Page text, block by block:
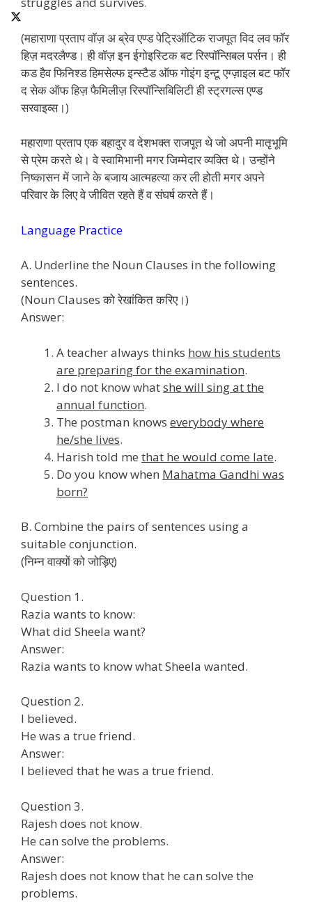
(महाराणा प्रताप वॉज़ अ ब्रेव एण्ड पेट्रिऑटिक राजपूत विद लव फॉर
हिज़ मदरलैण्ड। ही वॉज़ इन ईगोइस्टिक बट रिस्पॉन्सिबल पर्सन। ही
कड हैव फिनिश्ड हिमसेल्फ इन्स्टैड ऑफ गोइंग इन्टू एग्ज़ाइल बट फॉर
द सेक ऑफ हिज़ फैमिलीज़ रिस्पॉन्सिबिलिटी ही स्ट्रगल्स एण्ड
सरवाइव्स।)
महाराणा प्रताप एक बहादुर व देशभक्त राजपूत थे जो अपनी मातृभूमि
से प्रेम करते थे। वे स्वामिभानी मगर जिम्मेदार व्यक्ति थे। उन्होंने
निष्कासन में जाने के बजाय आत्महत्या कर ली होती मगर अपने
परिवार के लिए वे जीवित रहते हैं व संघर्ष करते हैं।
Language Practice
A. Underline the Noun Clauses in the following
sentences.
(Noun Clauses को रेखांकित करिए।)
Answer:
A teacher always thinks how his students
are preparing for the examination.
I do not know whatshe will sing at the
annual function.
The postman knows everybody where
he/she lives.
Harish told me that he would come late.
Do you know when Mahatma Gandhi was
born?
B. Combine the pairs of sentences using a
suitable conjunction.
(निम्न वाक्यों को जोड़िए)
Question 1.
Razia wants to know:
What did Sheela want?
Answer:
Razia wants to know what Sheela wanted.
Question 2.
I believed.
He was a true friend.
Answer:
I believed that he was a true friend.
Question 3.
Rajesh does not know.
He can solve the problems.
Answer:
Rajesh does not know that he can solve the
problems.